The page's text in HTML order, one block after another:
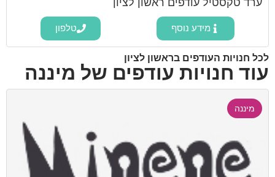
מידע נוסף טלפון
לכל חנויות העודפים בראשון לציון
עוד חנויות עודפים של מיננה
מיננה